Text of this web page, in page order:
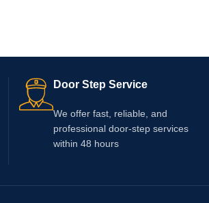
Door Step Service
We offer fast, reliable, and
professional door-step services
within 48 hours